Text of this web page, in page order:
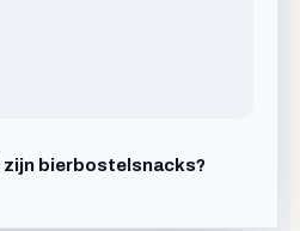
zijn bierbostelsnacks?